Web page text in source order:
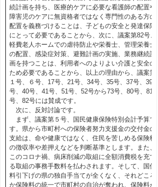
続計画を持ち、医療的ケアに必要な看護師の配置や
障害児のケアに無資格者ではなく専門性のある方の
配置を義務づけることは、子どもの安全と発達保障
にとって必要であることから、次に、議案第82号、
軽費老人ホームでの虐待防止や栄養士、管理栄養士
の配置、感染症対策、避難計画の実施、業務継続計
画を持つことは、利用者へのよりよい介護と安全の
ため必要であることから、以上の理由から、議案第
１号、６号、17号、21号、34号、35号、37号、39
号、40号、41号、51号、52号から73号、80号、81
号、82号には賛成です。
次に、反対討論です。
まず、議案第５号、国民健康保険特別会計予算で
す。県から市町村への保険者努力支援金の交付金の
支給は、命や健康ではなく、住民を苦しめる保険料
の徴収率や差押えなどを判断基準とします。また、
このコロナ禍、病床削減の取組に全額消費税を充て
る取組の事務手数料を払わされます。そして、国保
料引下げの県の独自手当てが全くなく、それどころ
か保険料の統一で市町村の自治が奪われ、保険料が